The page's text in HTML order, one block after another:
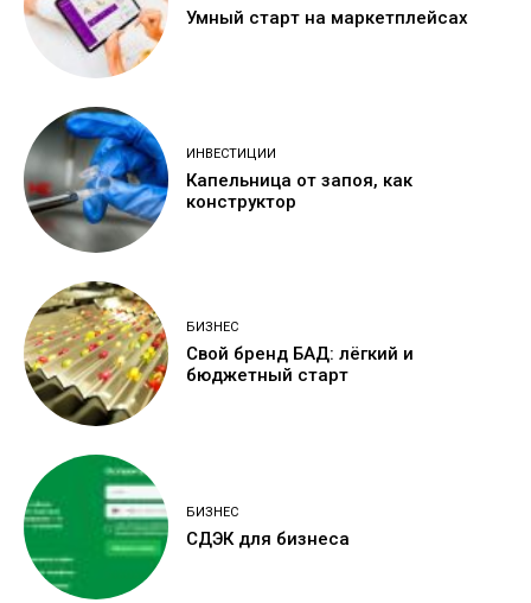
Умный старт на маркетплейсах
ИНВЕСТИЦИИ
Капельница от запоя, как
конструктор
БИЗНЕС
Свой бренд БАД: лёгкий и
бюджетный старт
БИЗНЕС
СДЭК для бизнеса